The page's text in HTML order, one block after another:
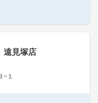
見塚店
−１